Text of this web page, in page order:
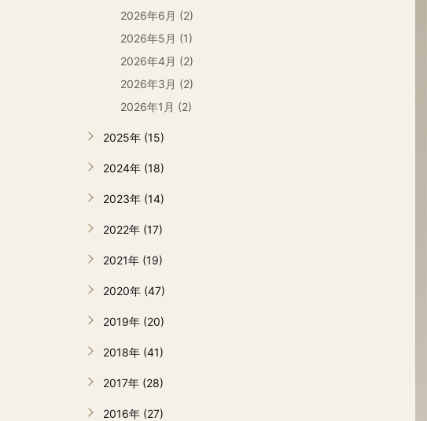
2026年6月 (2)
2026年5月 (1)
2026年4月 (2)
2026年3月 (2)
2026年1月 (2)
2025年 (15)
2024年 (18)
2023年 (14)
2022年 (17)
2021年 (19)
2020年 (47)
2019年 (20)
2018年 (41)
2017年 (28)
2016年 (27)